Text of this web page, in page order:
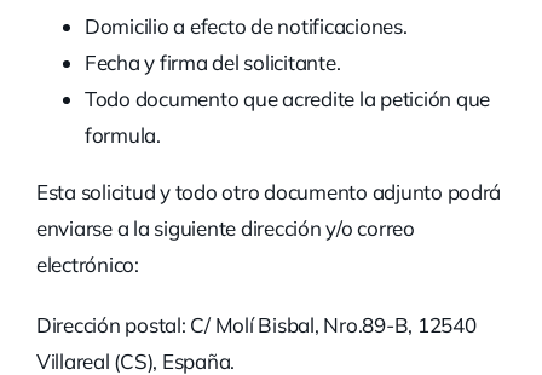
Domicilio a efecto de notificaciones.
Fecha y firma del solicitante.
Todo documento que acredite la petición que
formula.
Esta solicitud y todo otro documento adjunto podrá
enviarse a la siguiente dirección y/o correo
electrónico:
Dirección postal: C/ Molí Bisbal, Nro.89-B, 12540
Villareal (CS), España.